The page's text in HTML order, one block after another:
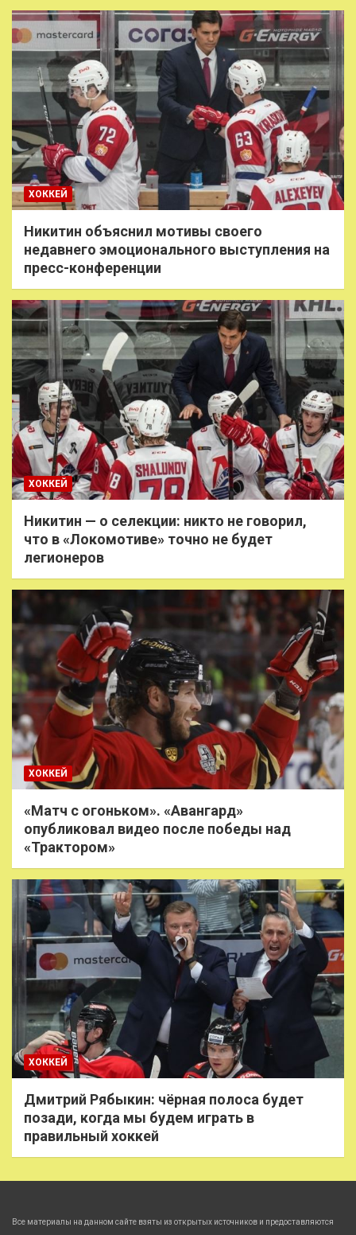
ХОККЕЙ
Никитин объяснил мотивы своего
недавнего эмоционального выступления на
пресс-конференции
ХОККЕЙ
Никитин — о селекции: никто не говорил,
что в «Локомотиве» точно не будет
легионеров
ХОККЕЙ
«Матч с огоньком». «Авангард»
опубликовал видео после победы над
«Трактором»
ХОККЕЙ
Дмитрий Рябыкин: чёрная полоса будет
позади, когда мы будем играть в
правильный хоккей
Все материалы на данном сайте взяты из открытых источников и предоставляются